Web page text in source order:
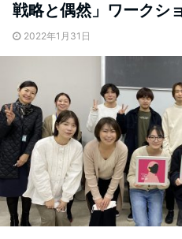
戦略と偶然」ワークシ
2022年1月31日